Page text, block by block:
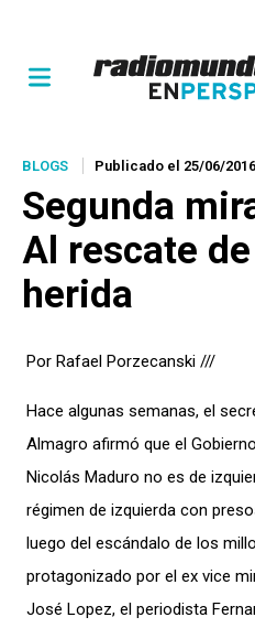
BLOGS Publicado el 25/06/2016
Segunda
Al rescate
herida
Por Rafael Porzecanski ///
Hace algunas semanas, el
Almagro afirmó que el
Nicolás Maduro no es de
régimen de izquierda con
luego del escándalo de los
protagonizado por el ex vice
José Lopez, el periodista